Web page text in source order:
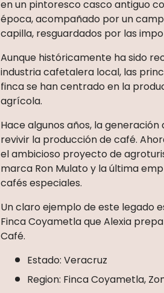
en un pintoresco casco antiguo
época, acompañado por un
capilla, resguardados por las
Aunque históricamente ha sido
industria cafetalera local, las
finca se han centrado en la
agrícola.
Hace algunos años, la
revivir la producción de café.
el ambicioso proyecto de
marca Ron Mulato y la última
cafés especiales.
Un claro ejemplo de este legado
Finca Coyametla que Alexia
Café.
Estado: Veracruz
Region: Finca Coyametla,